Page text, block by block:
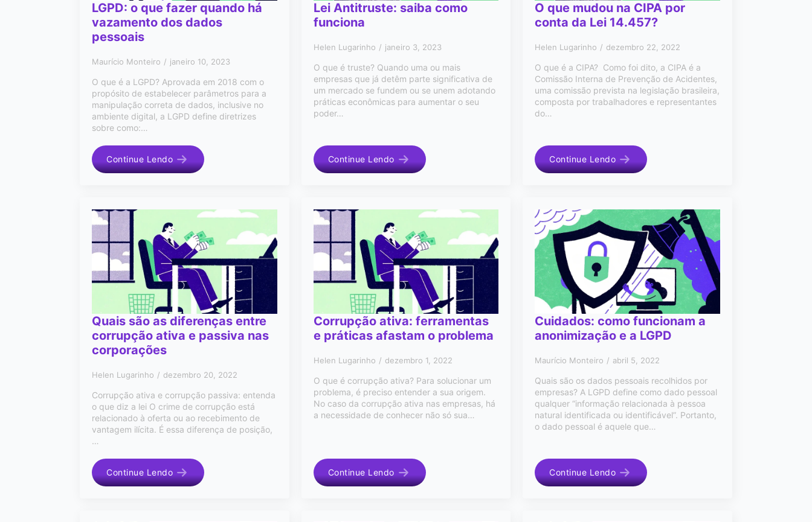
LGPD: o que fazer quando há
vazamento dos dados
pessoais
Maurício Monteiro janeiro 10, 2023
O que é a LGPD? Aprovada em 2018 com o
propósito de estabelecer parâmetros para a
manipulação correta de dados, inclusive no
ambiente digital, a LGPD define diretrizes
sobre como:…
Continue Lendo
Lei Antitruste: saiba como
funciona
Helen Lugarinho janeiro 3, 2023
O que é truste? Quando uma ou mais
empresas que já detêm parte significativa de
um mercado se fundem ou se unem adotando
práticas econômicas para aumentar o seu
poder…
Continue Lendo
O que mudou na CIPA por
conta da Lei 14.457?
Helen Lugarinho dezembro 22, 2022
O que é a CIPA? Como foi dito, a CIPA é a
Comissão Interna de Prevenção de Acidentes,
uma comissão prevista na legislação brasileira,
composta por trabalhadores e representantes
do…
Continue Lendo
Quais são as diferenças entre
corrupção ativa e passiva nas
corporações
Helen Lugarinho dezembro 20, 2022
Corrupção ativa e corrupção passiva: entenda
o que diz a lei O crime de corrupção está
relacionado à oferta ou ao recebimento de
vantagem ilícita. É essa diferença de posição,
…
Continue Lendo
Corrupção ativa: ferramentas
e práticas afastam o problema
Helen Lugarinho dezembro 1, 2022
O que é corrupção ativa? Para solucionar um
problema, é preciso entender a sua origem.
No caso da corrupção ativa nas empresas, há
a necessidade de conhecer não só sua…
Continue Lendo
Cuidados: como funcionam a
anonimização e a LGPD
Maurício Monteiro abril 5, 2022
Quais são os dados pessoais recolhidos por
empresas? A LGPD define como dado pessoal
qualquer “informação relacionada à pessoa
natural identificada ou identificável”. Portanto,
o dado pessoal é aquele que…
Continue Lendo